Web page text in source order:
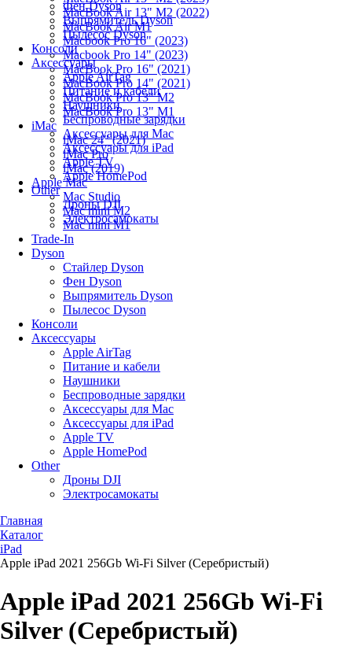
Фен Dyson
Выпрямитель Dyson
Пылесос Dyson
Консоли
Аксессуары
Apple AirTag
Питание и кабели
Наушники
Беспроводные зарядки
Аксессуары для Mac
Аксессуары для iPad
Apple TV
Apple HomePod
Other
Дроны DJI
Электросамокаты
MacBook Air 13" M2 (2022)
MacBook Air M1
Macbook Pro 16" (2023)
Macbook Pro 14" (2023)
MacBook Pro 16" (2021)
MacBook Pro 14" (2021)
MacBook Pro 13" M2
MacBook Pro 13" M1
iMac
iMac 24" (2021)
iMac Pro
iMac (2019)
Apple Mac
Mac Studio
Mac mini M2
Mac mini M1
Trade-In
Dyson
Стайлер Dyson
Фен Dyson
Выпрямитель Dyson
Пылесос Dyson
Консоли
Аксессуары
Apple AirTag
Питание и кабели
Наушники
Беспроводные зарядки
Аксессуары для Mac
Аксессуары для iPad
Apple TV
Apple HomePod
Other
Дроны DJI
Электросамокаты
Главная
Каталог
iPad
Apple iPad 2021 256Gb Wi-Fi Silver (Серебристый)
Apple iPad 2021 256Gb Wi-Fi
Silver (Серебристый)